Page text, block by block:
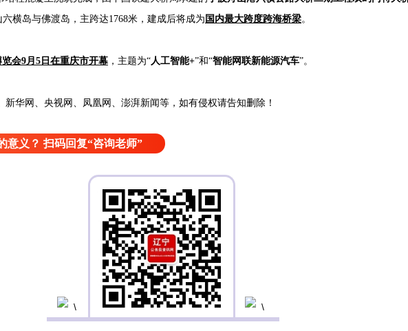
横岛与佛渡岛，主跨达1768米，建成后将成为 国内最大跨度跨海桥梁。
会9月5日在重庆市开幕 ，主题为“人工智能+”和“智能网联新能源汽车”。
华网、央视网、凤凰网、澎湃新闻等，如有侵权请告知删除！
意义？ 扫码回复“咨询老师”